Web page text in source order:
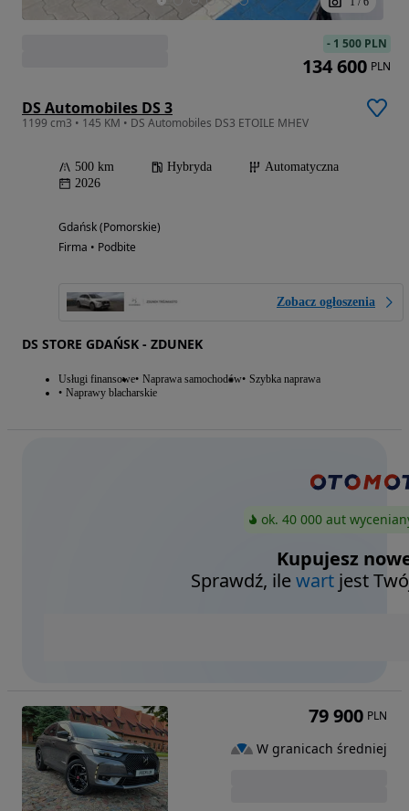
DS Automobiles DS 3
1199 cm3 • 145 KM • DS Automobiles DS3 ETOILE MHEV
500 km Hybryda
Automatyczna
2026
Gdańsk (Pomorskie)
Firma • Podbite
Zobacz ogłoszenia
DS STORE GDAŃSK - ZDUNEK
Usługi finansowe Naprawa samochodów Szybka naprawa
Naprawy blacharskie
- 1 500 PLN
134 600 PLN
ok. 40 000 aut
Kupujesz
Sprawdź, ilewart jest
79 900 PLN
W granicach średniej